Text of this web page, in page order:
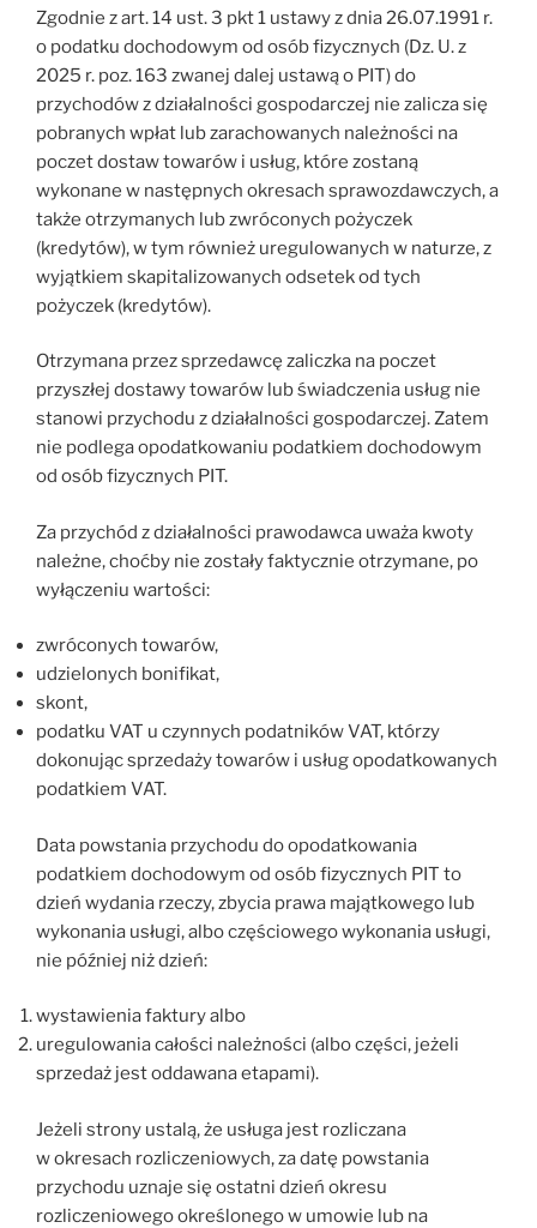
Zgodnie z art. 14 ust. 3 pkt 1 ustawy z dnia 26.07.1991 r.
o podatku dochodowym od osób fizycznych (Dz. U. z
2025 r. poz. 163 zwanej dalej ustawą o PIT) do
przychodów z działalności gospodarczej nie zalicza się
pobranych wpłat lub zarachowanych należności na
poczet dostaw towarów i usług, które zostaną
wykonane w następnych okresach sprawozdawczych, a
także otrzymanych lub zwróconych pożyczek
(kredytów), w tym również uregulowanych w naturze, z
wyjątkiem skapitalizowanych odsetek od tych
pożyczek (kredytów).
Otrzymana przez sprzedawcę zaliczka na poczet
przyszłej dostawy towarów lub świadczenia usług nie
stanowi przychodu z działalności gospodarczej. Zatem
nie podlega opodatkowaniu podatkiem dochodowym
od osób fizycznych PIT.
Za przychód z działalności prawodawca uważa kwoty
należne, choćby nie zostały faktycznie otrzymane, po
wyłączeniu wartości:
zwróconych towarów,
udzielonych bonifikat,
skont,
podatku VAT u czynnych podatników VAT, którzy
dokonując sprzedaży towarów i usług opodatkowanych
podatkiem VAT.
Data powstania przychodu do opodatkowania
podatkiem dochodowym od osób fizycznych PIT to
dzień wydania rzeczy, zbycia prawa majątkowego lub
wykonania usługi, albo częściowego wykonania usługi,
nie później niż dzień:
wystawienia faktury albo
uregulowania całości należności (albo części, jeżeli
sprzedaż jest oddawana etapami).
Jeżeli strony ustalą, że usługa jest rozliczana
w okresach rozliczeniowych, za datę powstania
przychodu uznaje się ostatni dzień okresu
rozliczeniowego określonego w umowie lub na